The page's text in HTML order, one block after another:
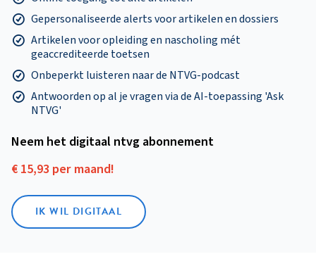
Gepersonaliseerde alerts voor artikelen en dossiers
Artikelen voor opleiding en nascholing mét
geaccrediteerde toetsen
Onbeperkt luisteren naar de NTVG-podcast
Antwoorden op al je vragen via de AI-toepassing 'Ask
NTVG'
Neem het digitaal ntvg abonnement
€ 15,93 per maand!
IK WIL DIGITAAL